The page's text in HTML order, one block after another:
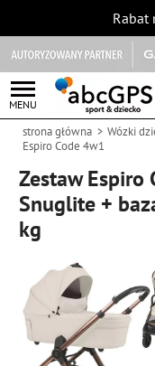
Rabat
MENU
strona główna Wózki
Espiro Code 4w1
Zestaw Espiro
Snuglite +
kg